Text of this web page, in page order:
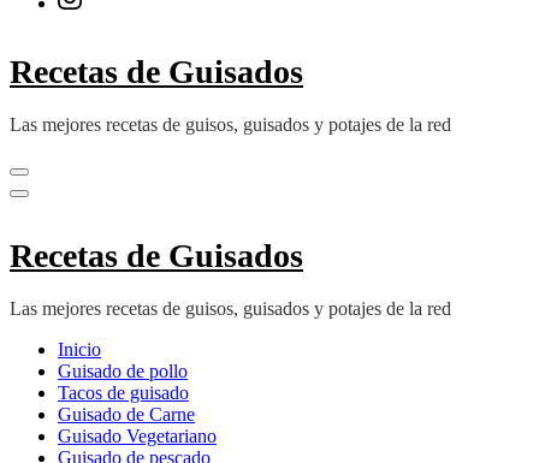
Recetas de Guisados
Las mejores recetas de guisos, guisados y potajes de la red
Recetas de Guisados
Las mejores recetas de guisos, guisados y potajes de la red
Inicio
Guisado de pollo
Tacos de guisado
Guisado de Carne
Guisado Vegetariano
Guisado de pescado